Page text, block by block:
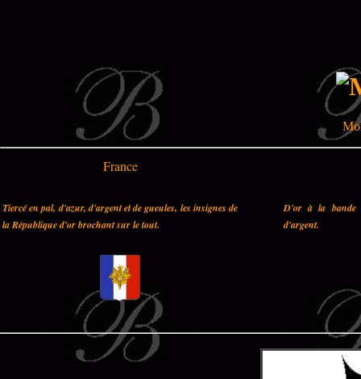
France
Tiercé en pal, d'azur, d'argent et de gueules, les insignes de
la République d'or brochant sur le tout.
D'or à la bande
d'argent.